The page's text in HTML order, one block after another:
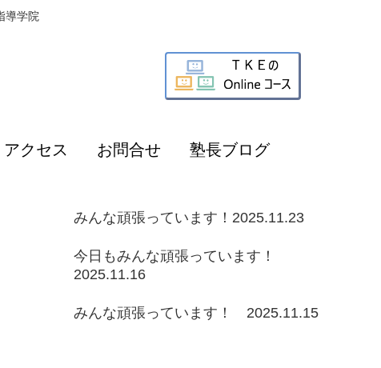
導学院
クセス お問合せ 塾長ブログ
みんな頑張っています！2025.11.23
今日もみんな頑張っています！
2025.11.16
みんな頑張っています！ 2025.11.15